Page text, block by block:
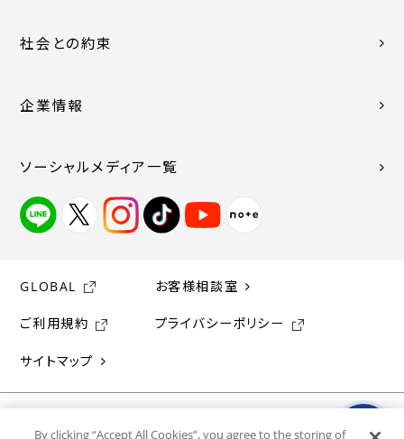
社会との約束
企業情報
ソーシャルメディア一覧
GLOBAL お客様相談室
ご利用規約 プライバシーポリシー
サイトマップ
By clicking “Accept All Cookies”, you agree to the storing of